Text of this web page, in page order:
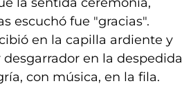
escuchó fue "gracias".
en la capilla ardiente y
en la despedida
con música, en la fila.